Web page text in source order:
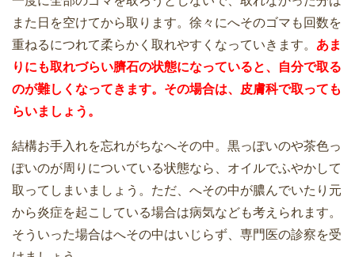
また日を空けてから取ります。徐々にへそのゴマも回数を
重ねるにつれて柔らかく取れやすくなっていきます。 あま
りにも取れづらい臍石の状態になっていると、自分で取る
のが難しくなってきます。その場合は、皮膚科で取っても
らいましょう。
結構お手入れを忘れがちなへその中。黒っぽいのや茶色っ
ぽいのが周りについている状態なら、オイルでふやかして
取ってしまいましょう。ただ、へその中が膿んでいたり元
から炎症を起こしている場合は病気なども考えられます。
そういった場合はへその中はいじらず、専門医の診察を受